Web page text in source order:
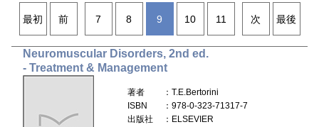
最初 前 7 8 9 10 11 次 最後
Neuromuscular Disorders, 2nd ed.
- Treatment & Management
著者
：T.E.Bertorini
ISBN
：978-0-323-71317-7
出版社
：ELSEVIER